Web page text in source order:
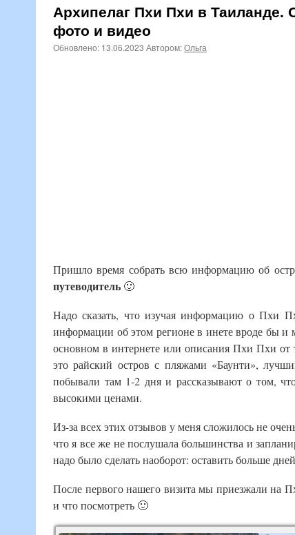
Архипелаг Пхи Пхи в
фото и видео
Обновлено: 13.06.2023 Автором:Ольга
Пришло время собрать всю информацию об
путеводитель 🙂
Надо сказать, что изучая информацию о Пхи
информации об этом регионе в инете вроде бы и
основном в интернете или описания Пхи Пхи
это райский остров с пляжами «Баунти»,
побывали там 1-2 дня и рассказывают о том,
высокими ценами.
Из-за всех этих отзывов у меня сложилось не
что я все же не послушала большинства и
надо было сделать наоборот: оставить больше
После первого нашего визита мы приезжали на
и что посмотреть 🙂